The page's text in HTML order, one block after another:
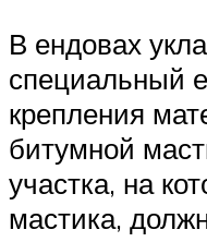
В ендовах
специальный
крепления
битумной
участка, на
мастика,